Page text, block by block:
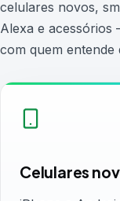
celulares novos,
Alexa e
com quem entende
Celulares